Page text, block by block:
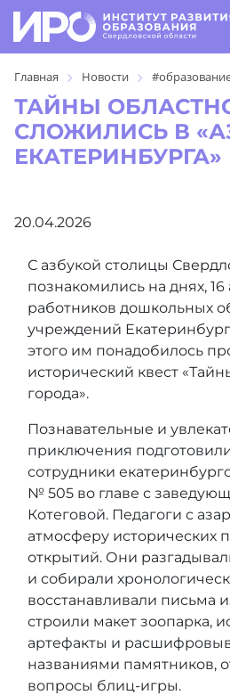
Главная Новости
ТАЙНЫ
СЛОЖИЛИСЬ В
ЕКАТЕРИНБУРГА»
20.04.2026
С азбукой столицы
познакомились на днях,
работников дошкольных
учреждений
этого им понадобилось
исторический квест
Познавательные и
приключения
сотрудники
№ 505 во главе с
Котеговой. Педагоги с
атмосферу исторических
открытий. Они
и собирали
восстанавливали письма
строили макет зоопарка,
артефакты и
названиями памятников,
вопросы блиц-игры.